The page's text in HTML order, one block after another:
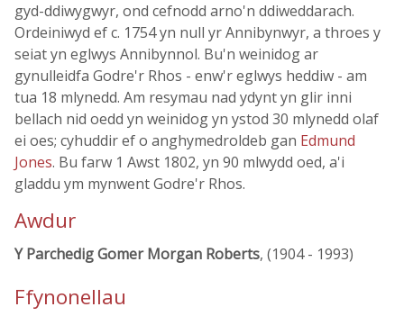
gyd-ddiwygwyr, ond cefnodd arno'n ddiweddarach.
Ordeiniwyd ef c. 1754 yn null yr Annibynwyr, a throes y
seiat yn eglwys Annibynnol. Bu'n weinidog ar
gynulleidfa Godre'r Rhos - enw'r eglwys heddiw - am
tua 18 mlynedd. Am resymau nad ydynt yn glir inni
bellach nid oedd yn weinidog yn ystod 30 mlynedd olaf
ei oes; cyhuddir ef o anghymedroldeb gan Edmund
Jones. Bu farw 1 Awst 1802, yn 90 mlwydd oed, a'i
gladdu ym mynwent Godre'r Rhos.
Awdur
Y Parchedig Gomer Morgan Roberts, (1904 - 1993)
Ffynonellau